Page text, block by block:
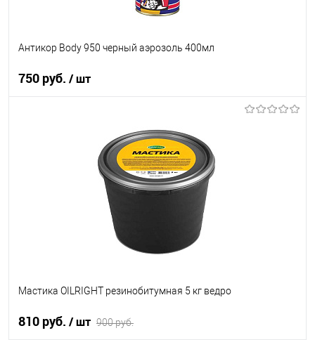
Антикор Body 950 черный аэрозоль 400мл
750 руб. / шт
В наличии
Мастика OILRIGHT резинобитумная 5 кг ведро
810 руб. / шт 900 руб.